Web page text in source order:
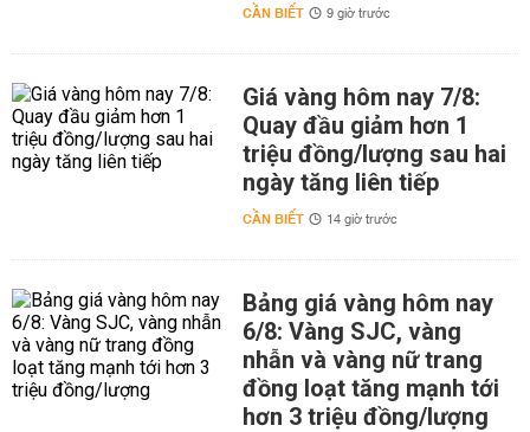
CẦN BIẾT 9 giờ trước
Giá vàng hôm nay 7/8:
Quay đầu giảm hơn 1
triệu đồng/lượng sau hai
ngày tăng liên tiếp
CẦN BIẾT 14 giờ trước
Bảng giá vàng hôm nay
6/8: Vàng SJC, vàng
nhẫn và vàng nữ trang
đồng loạt tăng mạnh tới
hơn 3 triệu đồng/lượng